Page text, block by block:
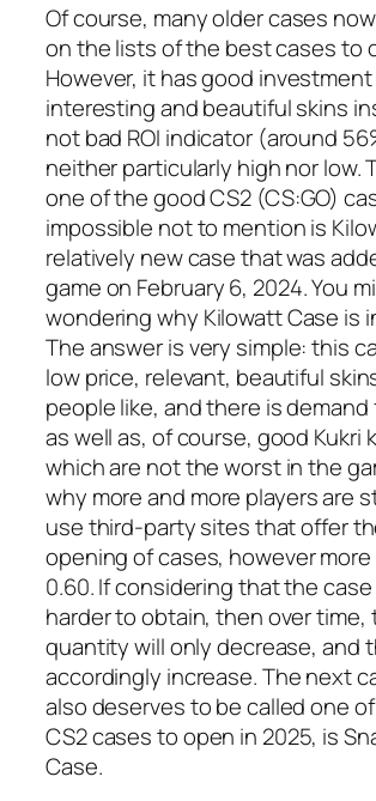
Of course, many older cases
on the lists of the best cases to
However, it has good
interesting and beautiful skins
not bad ROI indicator (around
neither particularly high nor low.
one of the good CS2 (CS:GO)
impossible not to mention is
relatively new case that was
game on February 6, 2024. You
wondering why Kilowatt Case is
The answer is very simple: this
low price, relevant, beautiful
people like, and there is demand
as well as, of course, good Kukri
which are not the worst in the
why more and more players are
use third-party sites that offer
opening of cases, however
0.60. If considering that the
harder to obtain, then over time,
quantity will only decrease, and
accordingly increase. The next
also deserves to be called one
CS2 cases to open in 2025, is
Case.